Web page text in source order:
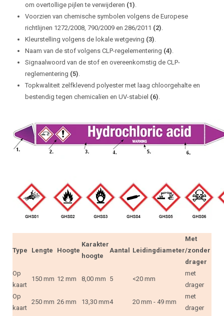
om overtollige pijlen te verwijderen (1).
Voorzien van chemische symbolen volgens de Europese
richtlijnen 1272/2008, 790/2009 en 286/2011 (2).
Kleurstelling volgens de lokale wetgeving (3).
Naam van de stof volgens CLP-regelementering (4).
Signaalwoord van de stof en overeenkomstig de CLP-
reglementering (5).
Topkwaliteit zelfklevend polyester met laag chloorgehalte en
bestendig tegen chemicalïen en UV-stabiel (6).
Type Lengte Hoogte
Karakter
hoogte
Aantal Leidingdiameter
Met
/zonder
drager
Op
kaart
150 mm 12 mm 8,00 mm 5 <20 mm
met
drager
Op
kaart
250 mm 26 mm 13,30 mm4 20 mm - 49 mm
met
drager